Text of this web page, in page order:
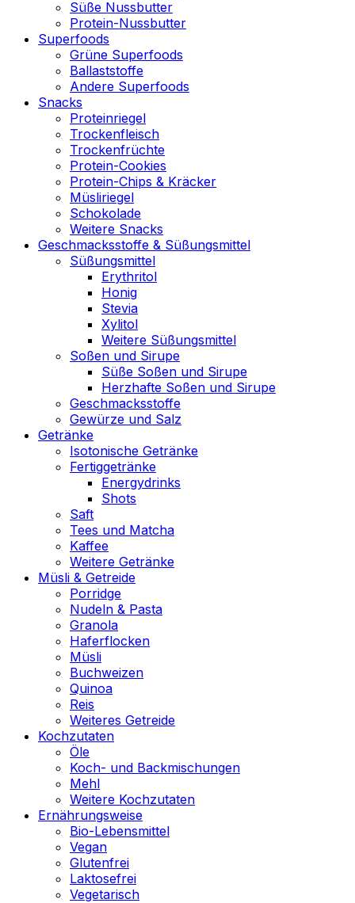
Süße Nussbutter
Protein-Nussbutter
Superfoods
Grüne Superfoods
Ballaststoffe
Andere Superfoods
Snacks
Proteinriegel
Trockenfleisch
Trockenfrüchte
Protein-Cookies
Protein-Chips & Kräcker
Müsliriegel
Schokolade
Weitere Snacks
Geschmacksstoffe & Süßungsmittel
Süßungsmittel
Erythritol
Honig
Stevia
Xylitol
Weitere Süßungsmittel
Soßen und Sirupe
Süße Soßen und Sirupe
Herzhafte Soßen und Sirupe
Geschmacksstoffe
Gewürze und Salz
Getränke
Isotonische Getränke
Fertiggetränke
Energydrinks
Shots
Saft
Tees und Matcha
Kaffee
Weitere Getränke
Müsli & Getreide
Porridge
Nudeln & Pasta
Granola
Haferflocken
Müsli
Buchweizen
Quinoa
Reis
Weiteres Getreide
Kochzutaten
Öle
Koch- und Backmischungen
Mehl
Weitere Kochzutaten
Ernährungsweise
Bio-Lebensmittel
Vegan
Glutenfrei
Laktosefrei
Vegetarisch